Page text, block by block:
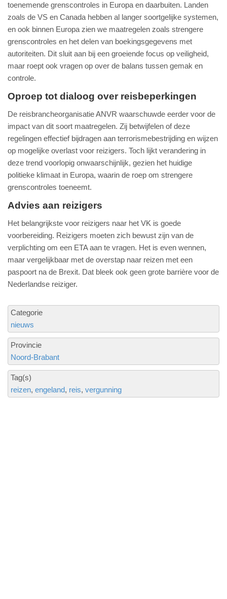
toenemende grenscontroles in Europa en daarbuiten. Landen
zoals de VS en Canada hebben al langer soortgelijke systemen,
en ook binnen Europa zien we maatregelen zoals strengere
grenscontroles en het delen van boekingsgegevens met
autoriteiten. Dit sluit aan bij een groeiende focus op veiligheid,
maar roept ook vragen op over de balans tussen gemak en
controle.
Oproep tot dialoog over reisbeperkingen
De reisbrancheorganisatie ANVR waarschuwde eerder voor de
impact van dit soort maatregelen. Zij betwijfelen of deze
regelingen effectief bijdragen aan terrorismebestrijding en wijzen
op mogelijke overlast voor reizigers. Toch lijkt verandering in
deze trend voorlopig onwaarschijnlijk, gezien het huidige
politieke klimaat in Europa, waarin de roep om strengere
grenscontroles toeneemt.
Advies aan reizigers
Het belangrijkste voor reizigers naar het VK is goede
voorbereiding. Reizigers moeten zich bewust zijn van de
verplichting om een ETA aan te vragen. Het is even wennen,
maar vergelijkbaar met de overstap naar reizen met een
paspoort na de Brexit. Dat bleek ook geen grote barrière voor de
Nederlandse reiziger.
Categorie
nieuws
Provincie
Noord-Brabant
Tag(s)
reizen engeland reis vergunning